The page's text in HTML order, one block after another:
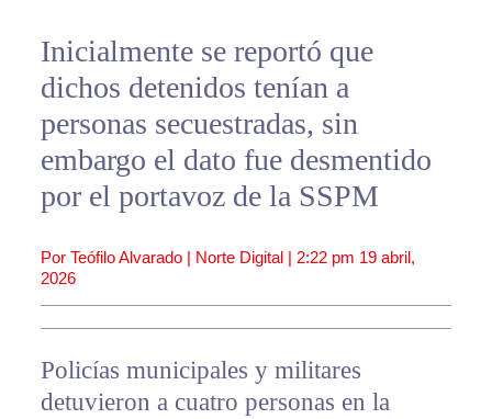
Inicialmente se reportó que
dichos detenidos tenían a
personas secuestradas, sin
embargo el dato fue desmentido
por el portavoz de la SSPM
Por Teófilo Alvarado | Norte Digital | 2:22 pm 19 abril,
2026
Policías municipales y militares
detuvieron a cuatro personas en la